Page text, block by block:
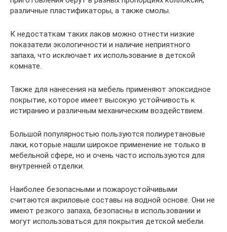
различные пластификаторы, а также смолы.
К недостаткам таких лаков можно отнести низкие
показатели экологичности и наличие неприятного
запаха, что исключает их использование в детской
комнате.
Также для нанесения на мебель применяют эпоксидное
покрытие, которое имеет высокую устойчивость к
истиранию и различным механическим воздействием.
Большой популярностью пользуются полиуретановые
лаки, которые нашли широкое применение не только в
мебельной сфере, но и очень часто используются для
внутренней отделки.
Наиболее безопасными и пожароустойчивыми
считаются акриловые составы на водной основе. Они не
имеют резкого запаха, безопасны в использовании и
могут использоваться для покрытия детской мебели.